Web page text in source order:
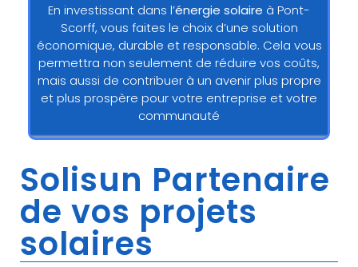
En investissant dans l’énergie solaire à Pont-
Scorff, vous faites le choix d’une solution
économique, durable et responsable. Cela vous
permettra non seulement de réduire vos coûts,
mais aussi de contribuer à un avenir plus propre
et plus prospère pour votre entreprise et votre
communauté
Solisun Partenaire
de vos projets
solaires